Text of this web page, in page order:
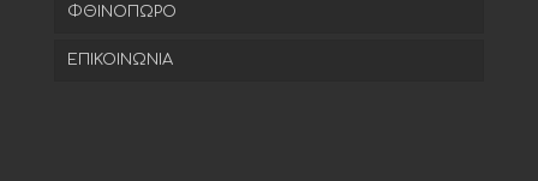
ΦΘΙΝΟΠΩΡΟ
ΕΠΙΚΟΙΝΩΝΙΑ